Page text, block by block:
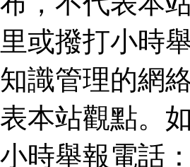
里或撥打小時
知識管理的網
表本站觀點。
小時舉報電話